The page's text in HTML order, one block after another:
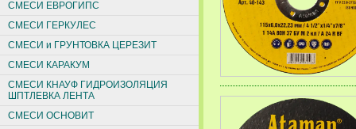
СМЕСИ ЕВРОГИПС
СМЕСИ ГЕРКУЛЕС
СМЕСИ и ГРУНТОВКА ЦЕРЕЗИТ
СМЕСИ КАРАКУМ
СМЕСИ КНАУФ ГИДРОИЗОЛЯЦИЯ
ШПТЛЕВКА ЛЕНТА
СМЕСИ ОСНОВИТ